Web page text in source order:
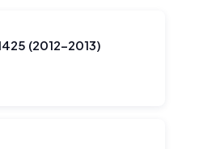
(2012-2013)